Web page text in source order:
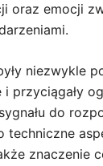
oraz emocji
niezwykle
przyciągały
do
techniczne
znaczenie